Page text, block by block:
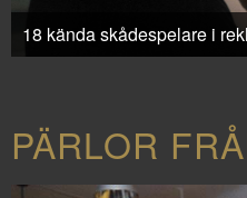
18 kända skådespelare i
PÄRLOR